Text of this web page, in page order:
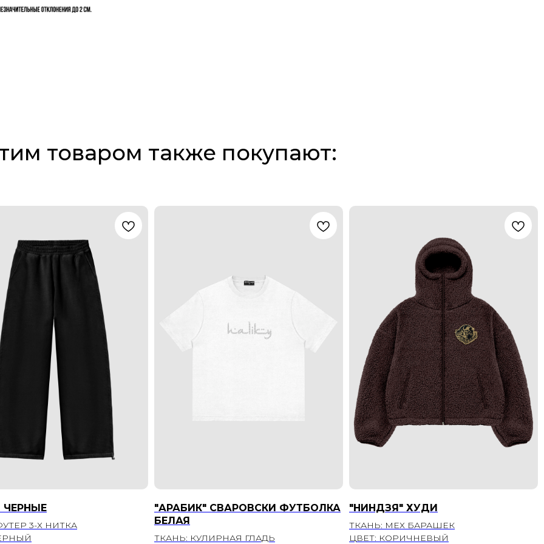
товаром также покупают:
3-Х НИТКА
"АРАБИК" СВАРОВСКИ ФУТБОЛКА
БЕЛАЯ
ТКАНЬ: КУЛИРНАЯ ГЛАДЬ
"НИНДЗЯ" ХУДИ
ТКАНЬ: МЕХ БАРАШЕК
ЦВЕТ: КОРИЧНЕВЫЙ